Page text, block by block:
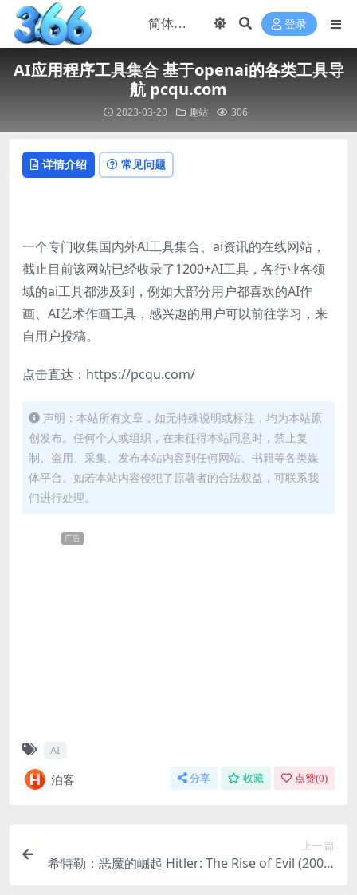
登录
AI应用程序工具集合 基于openai的各类工具导
航 pcqu.com
2023-03-20 趣站 306
详情介绍 常见问题
一个专门收集国内外AI工具集合、ai资讯的在线网站，
截止目前该网站已经收录了1200+AI工具，各行业各领
域的ai工具都涉及到，例如大部分用户都喜欢的AI作
画、AI艺术作画工具，感兴趣的用户可以前往学习，来
自用户投稿。
点击直达：https://pcqu.com/
声明：本站所有文章，如无特殊说明或标注，均为本站原
创发布。任何个人或组织，在未征得本站同意时，禁止复
制、盗用、采集、发布本站内容到任何网站、书籍等各类媒
体平台。如若本站内容侵犯了原著者的合法权益，可联系我
们进行处理。
广告
AI
泊客 分享 收藏 点赞(0)
上一篇
希特勒：恶魔的崛起 Hitler: The Rise of Evil (2003)